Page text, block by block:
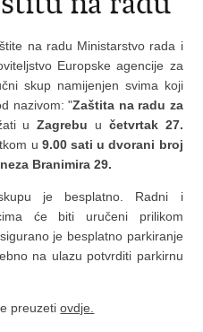
na radu Ministarstvo rada i
Europske agencije za
skup namijenjen svima koji
nazivom: "Zaštita na radu za
uZagrebu u četvrtak 27.
u 9.00 sati u dvorani broj
Branimira 29.
je besplatno. Radni i
će biti uručeni prilikom
je besplatno parkiranje
na ulazu potvrditi parkirnu
preuzetiovdje.